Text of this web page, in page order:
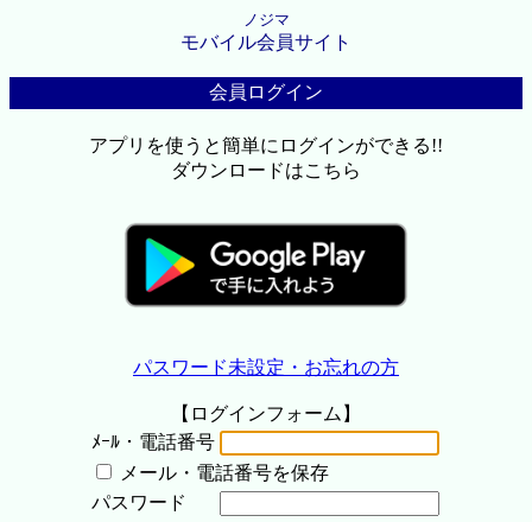
ノジマ
モバイル会員サイト
会員ログイン
アプリを使うと簡単にログインができる!!
ダウンロードはこちら
パスワード未設定・お忘れの方
【ログインフォーム】
ﾒｰﾙ・電話番号
メール・電話番号を保存
パスワード